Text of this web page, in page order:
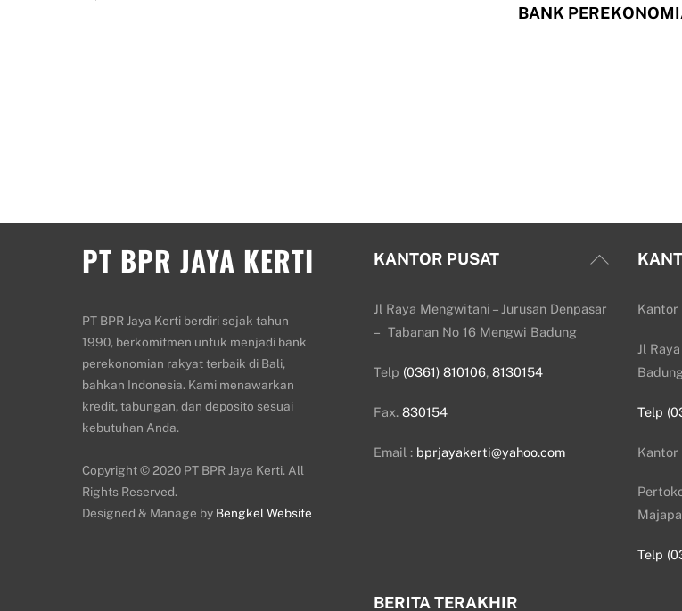
BANK
Back
PT BPR JAYA KERTI
PT BPR Jaya Kerti berdiri sejak tahun
1990, berkomitmen untuk menjadi bank
perekonomian rakyat terbaik di Bali,
bahkan Indonesia. Kami menawarkan
kredit, tabungan, dan deposito sesuai
kebutuhan Anda.
Copyright © 2020 PT BPR Jaya Kerti. All
Rights Reserved.
Designed & Manage by Bengkel Website
KANTOR PUSAT
Jl Raya Mengwitani – Jurusan Denpasar
– Tabanan No 16 Mengwi Badung
Telp (0361) 810106, 8130154
Fax. 830154
Email : bprjayakerti@yahoo.com
Kantor
Jl
Telp
Kantor
Telp
BERITA TERAKHIR